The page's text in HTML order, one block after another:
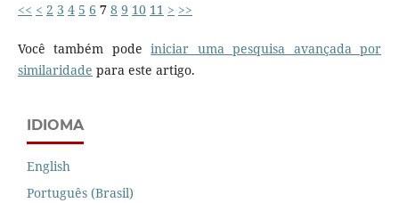
<< < 2 3 4 5 6 7 8 9 10 11 > >>
Você também podeiniciar uma pesquisa avançada por
similaridade para este artigo.
IDIOMA
English
Português (Brasil)